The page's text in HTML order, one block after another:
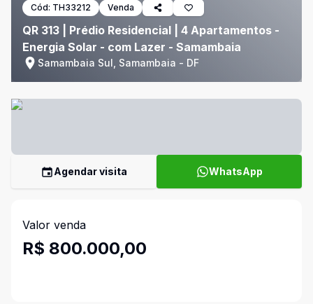
Cód: TH33212 Venda
QR 313 | Prédio Residencial | 4 Apartamentos -
Energia Solar - com Lazer - Samambaia
Samambaia Sul, Samambaia - DF
Agendar visita WhatsApp
Valor venda
R$ 800.000,00